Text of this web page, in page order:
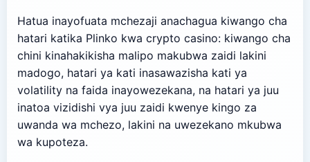
Hatua inayofuata mchezaji anachagua kiwango cha
hatari katika Plinko kwa crypto casino: kiwango cha
chini kinahakikisha malipo makubwa zaidi lakini
madogo, hatari ya kati inasawazisha kati ya
volatility na faida inayowezekana, na hatari ya juu
inatoa vizidishi vya juu zaidi kwenye kingo za
uwanda wa mchezo, lakini na uwezekano mkubwa
wa kupoteza.